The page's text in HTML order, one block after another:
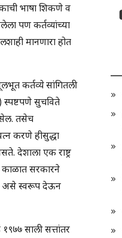
भाषा शिकणे व
पण कर्तव्यांच्या
मानणारा होत
कर्तव्ये सांगितली
सुचविते
तसेच
करणे हीसुद्धा
देशाला एक राष्ट्र
काळात सरकारने
असे स्वरूप देऊन
साली सत्तांतर